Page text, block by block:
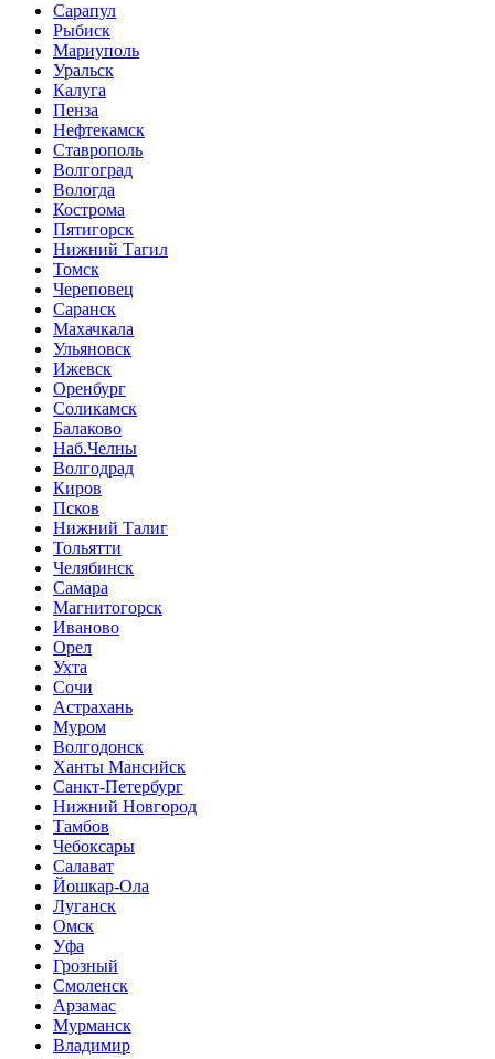
Сарапул
Рыбиск
Мариуполь
Уральск
Калуга
Пенза
Нефтекамск
Ставрополь
Волгоград
Вологда
Кострома
Пятигорск
Нижний Тагил
Томск
Череповец
Саранск
Махачкала
Ульяновск
Ижевск
Оренбург
Соликамск
Балаково
Наб.Челны
Волгодрад
Киров
Псков
Нижний Талиг
Тольятти
Челябинск
Самара
Магнитогорск
Иваново
Орел
Ухта
Сочи
Астрахань
Муром
Волгодонск
Ханты Мансийск
Санкт-Петербург
Нижний Новгород
Тамбов
Чебоксары
Салават
Йошкар-Ола
Луганск
Омск
Уфа
Грозный
Смоленск
Арзамас
Мурманск
Владимир